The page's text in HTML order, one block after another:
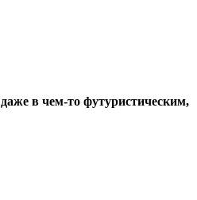
в чем-то футуристическим,